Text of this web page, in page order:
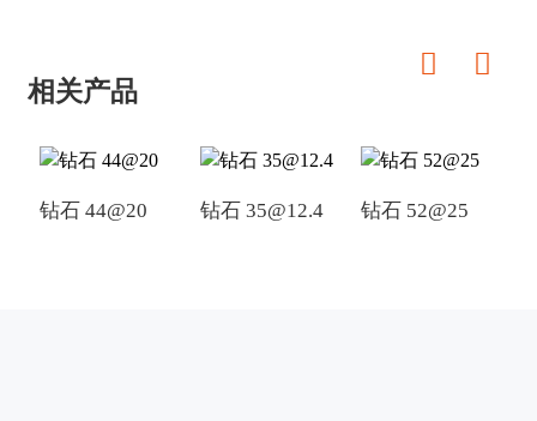
相关产品
钻石 44@20 钻石 35@12.4 钻石 52@25